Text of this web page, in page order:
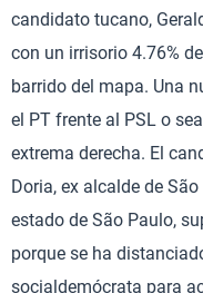
candidato tucano,
con un irrisorio 4.76%
barrido del mapa. Una
el PT frente al PSL o
extrema derecha. El
Doria, ex alcalde de
estado de São Paulo,
porque se ha
socialdemócrata para